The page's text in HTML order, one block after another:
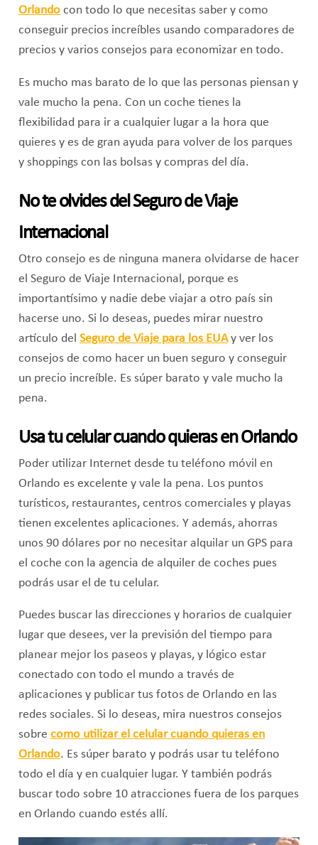
Orlandocon todo lo que necesitas saber y como
conseguir precios increíbles usando comparadores de
precios y varios consejos para economizar en todo.
Es mucho mas barato de lo que las personas piensan y
vale mucho la pena. Con un coche tienes la
flexibilidad para ir a cualquier lugar a la hora que
quieres y es de gran ayuda para volver de los parques
y shoppings con las bolsas y compras del día.
No te olvides del Seguro de Viaje
Internacional
Otro consejo es de ninguna manera olvidarse de hacer
el Seguro de Viaje Internacional, porque es
importantísimo y nadie debe viajar a otro país sin
hacerse uno. Si lo deseas, puedes mirar nuestro
artículo del Seguro de Viaje para los EUAy ver los
consejos de como hacer un buen seguro y conseguir
un precio increíble. Es súper barato y vale mucho la
pena.
Usa tu celular cuando quieras en Orlando
Poder utilizar Internet desde tu teléfono móvil en
Orlando es excelente y vale la pena. Los puntos
turísticos, restaurantes, centros comerciales y playas
tienen excelentes aplicaciones. Y además, ahorras
unos 90 dólares por no necesitar alquilar un GPS para
el coche con la agencia de alquiler de coches pues
podrás usar el de tu celular.
Puedes buscar las direcciones y horarios de cualquier
lugar que desees, ver la previsión del tiempo para
planear mejor los paseos y playas, y lógico estar
conectado con todo el mundo a través de
aplicaciones y publicar tus fotos de Orlando en las
redes sociales. Si lo deseas, mira nuestros consejos
sobre como utilizar el celular cuando quieras en
Orlando. Es súper barato y podrás usar tu teléfono
todo el día y en cualquier lugar. Y también podrás
buscar todo sobre 10 atracciones fuera de los parques
en Orlando cuando estés allí.